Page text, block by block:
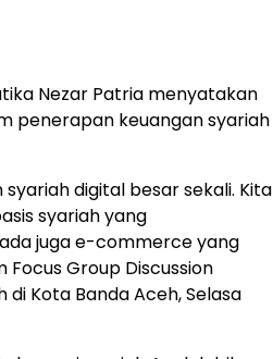
Nezar Patria menyatakan
penerapan keuangan syariah
digital besar sekali. Kita
syariah yang
juga e-commerce yang
Group Discussion
Kota Banda Aceh, Selasa